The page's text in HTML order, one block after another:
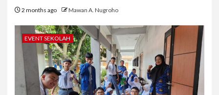
2 months ago Mawan A. Nugroho
EVENT SEKOLAH